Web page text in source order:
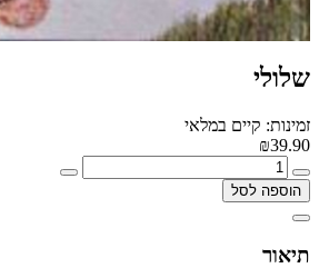
שלולי
זמינות: קיים במלאי
₪39.90
הוספה לסל
תיאור